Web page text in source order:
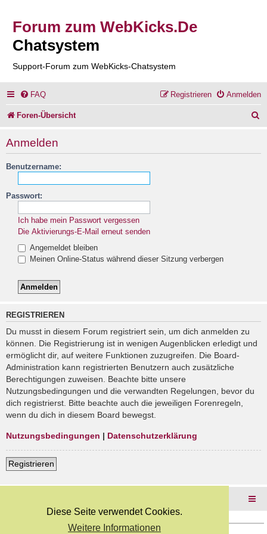
Diese Seite verwendet Cookies.
Weitere Informationen
Forum zum WebKicks.De
Chatsystem
Support-Forum zum WebKicks-Chatsystem
FAQ Anmelden
Registrieren
Foren-Übersicht
Anmelden
Benutzername:
Passwort:
Ich habe mein Passwort vergessen
Die Aktivierungs-E-Mail erneut senden
Angemeldet bleiben
Meinen Online-Status während dieser Sitzung verbergen
REGISTRIEREN
Du musst in diesem Forum registriert sein, um dich anmelden zu
können. Die Registrierung ist in wenigen Augenblicken erledigt und
ermöglicht dir, auf weitere Funktionen zuzugreifen. Die Board-
Administration kann registrierten Benutzern auch zusätzliche
Berechtigungen zuweisen. Beachte bitte unsere
Nutzungsbedingungen und die verwandten Regelungen, bevor du
dich registrierst. Bitte beachte auch die jeweiligen Forenregeln,
wenn du dich in diesem Board bewegst.
Nutzungsbedingungen | Datenschutzerklärung
Registrieren